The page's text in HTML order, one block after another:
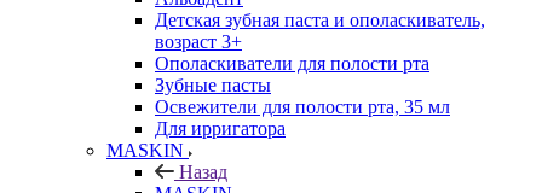
Детская зубная паста и ополаскиватель,
возраст 3+
Ополаскиватели для полости рта
Зубные пасты
Освежители для полости рта, 35 мл
Для ирригатора
MASKIN
Назад